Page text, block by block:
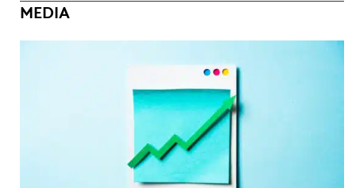
MEDIA